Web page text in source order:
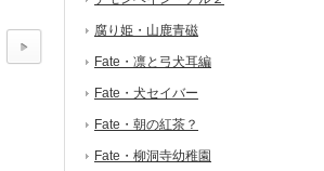
腐り姫・山鹿青磁
Fate・凛と弓犬耳編
Fate・犬セイバー
Fate・朝の紅茶？
Fate・柳洞寺幼稚園